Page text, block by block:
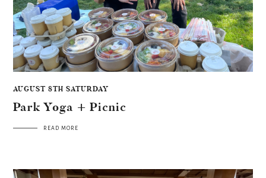
AUGUST 8TH SATURDAY
Park Yoga + Picnic
READ MORE